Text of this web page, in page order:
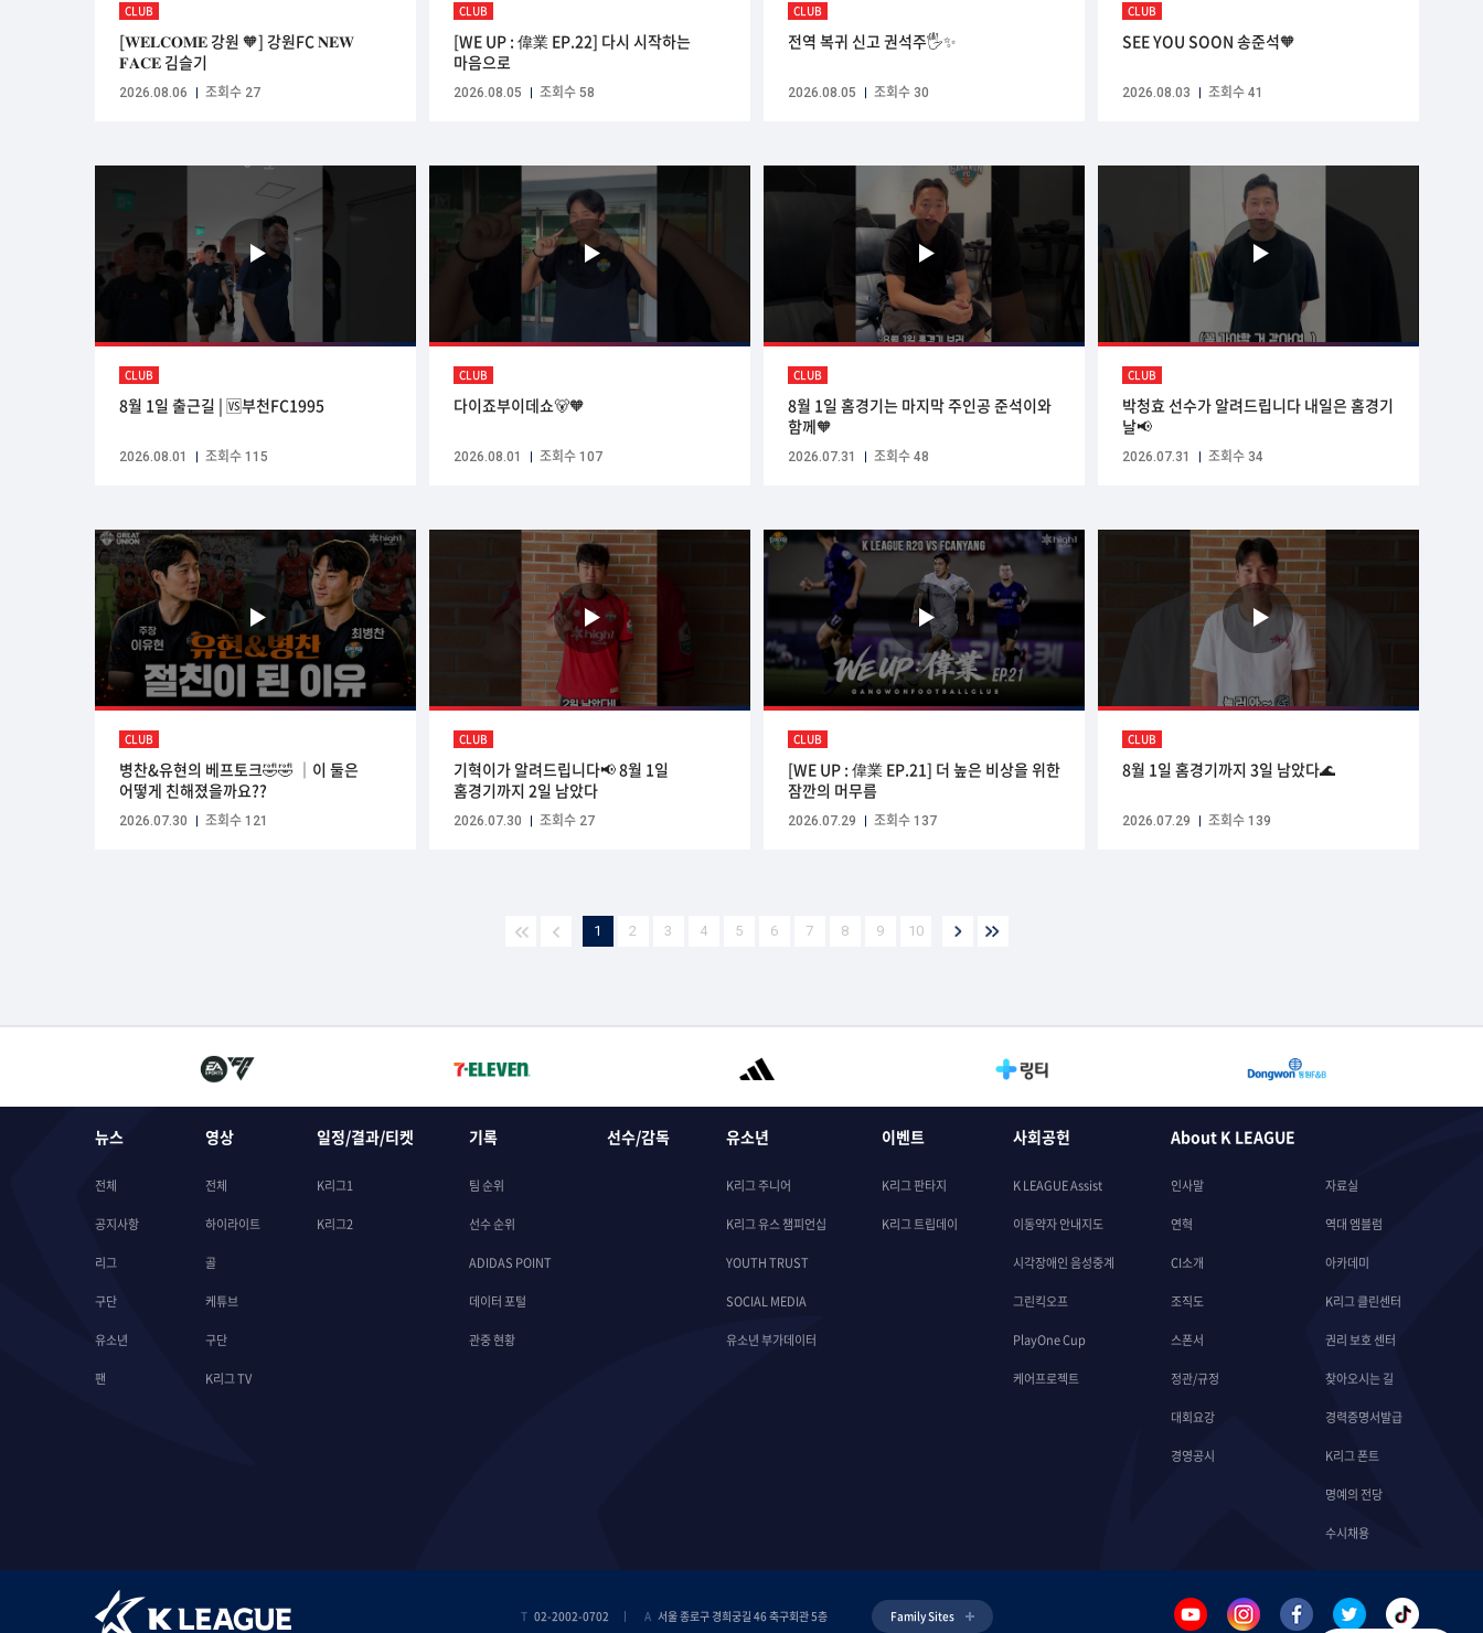
CLUB
[𝐖𝐄𝐋𝐂𝐎𝐌𝐄 강원 🧡] 강원FC 𝐍𝐄𝐖
𝐅𝐀𝐂𝐄 김슬기
2026.08.06 조회수 27
CLUB
[WE UP : 偉業 EP.22] 다시 시작하는
마음으로
2026.08.05 조회수 58
CLUB
전역 복귀 신고 권석주🖐✨
2026.08.05 조회수 30
CLUB
SEE YOU SOON 송준석🧡
2026.08.03 조회수 41
CLUB
8월 1일 출근길 | 🆚부천FC1995
2026.08.01 조회수 115
CLUB
다이죠부이데쇼🐻🧡
2026.08.01 조회수 107
CLUB
8월 1일 홈경기는 마지막 주인공 준석이와
함께🧡
2026.07.31 조회수 48
CLUB
박청효 선수가 알려드립니다 내일은 홈경기
날📢
2026.07.31 조회수 34
CLUB
병찬&유현의 베프토크🤣🤣 ｜이 둘은
어떻게 친해졌을까요??
2026.07.30 조회수 121
CLUB
기혁이가 알려드립니다📢 8월 1일
홈경기까지 2일 남았다
2026.07.30 조회수 27
CLUB
[WE UP : 偉業 EP.21] 더 높은 비상을 위한
잠깐의 머무름
2026.07.29 조회수 137
CLUB
8월 1일 홈경기까지 3일 남았다🌊
2026.07.29 조회수 139
1 2 3 4 5 6 7 8 9 10
뉴스
전체
공지사항
리그
구단
유소년
팬
영상
전체
하이라이트
골
케튜브
구단
K리그 TV
일정/결과/티켓
K리그1
K리그2
기록
팀 순위
선수 순위
ADIDAS POINT
데이터 포털
관중 현황
선수/감독 유소년
K리그 주니어
K리그 유스 챔피언십
YOUTH TRUST
SOCIAL MEDIA
유소년 부가데이터
이벤트
K리그 판타지
K리그 트립데이
사회공헌
K LEAGUE Assist
이동약자 안내지도
시각장애인 음성중계
그린킥오프
PlayOne Cup
케어프로젝트
About K LEAGUE
인사말
연혁
CI소개
조직도
스폰서
정관/규정
대회요강
경영공시
자료실
역대 엠블럼
아카데미
K리그 클린센터
권리 보호 센터
찾아오시는 길
경력증명서발급
K리그 폰트
명예의 전당
수시채용
T 02-2002-0702 A 서울 종로구 경희궁길 46 축구회관 5층 Family Sites